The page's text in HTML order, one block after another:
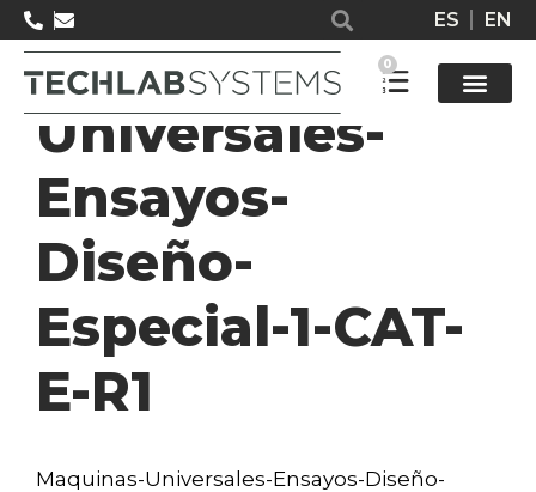
ES EN
0
Maquinas-
Universales-
Ensayos-
Diseño-
Especial-1-CAT-
E-R1
Maquinas-Universales-Ensayos-Diseño-